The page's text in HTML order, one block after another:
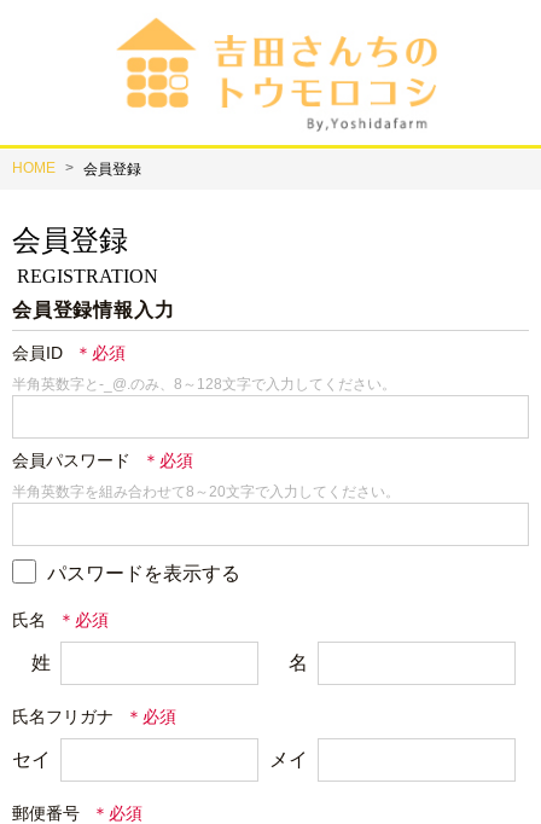
HOME 会員登録
REGISTRATION
会員登録
会員登録情報入力
会員ID
半角英数字と-_@.のみ、8～128文字で入力してください。
会員パスワード
半角英数字を組み合わせて8～20文字で入力してください。
パスワードを表示する
氏名
姓 名
氏名フリガナ
セイ メイ
郵便番号